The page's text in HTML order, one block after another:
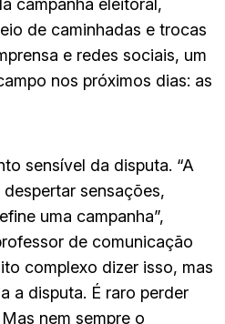
campanha eleitoral,
de caminhadas e trocas
e redes sociais, um
nos próximos dias: as
sensível da disputa. “A
sensações,
uma campanha”,
de comunicação
complexo dizer isso, mas
a disputa. É raro perder
nem sempre o